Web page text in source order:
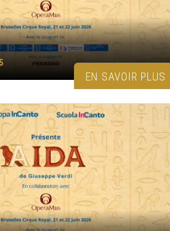
EN SAVOIR PLUS